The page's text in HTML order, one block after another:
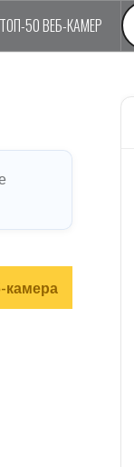
ТОП-50 ВЕБ-КАМЕР
камера